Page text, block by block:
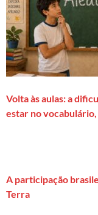
Volta às aulas: a
estar no vocabulário,
A participação
Terra